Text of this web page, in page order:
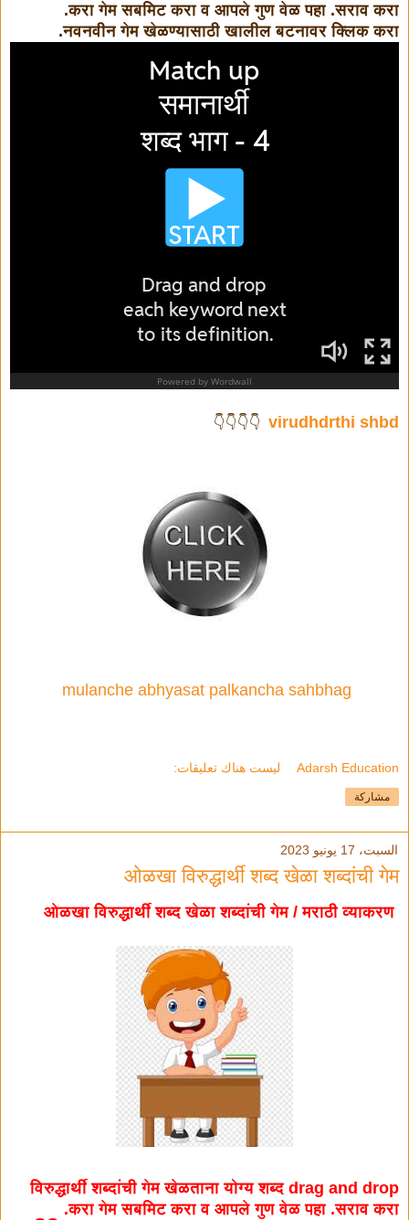
करा गेम सबमिट करा व आपले गुण वेळ पहा .सराव करा.
नवनवीन गेम खेळण्यासाठी खालील बटनावर क्लिक करा.
virudhdrthi shbd
👇👇👇👇
mulanche abhyasat palkancha sahbhag
Adarsh Education ليست هناك تعليقات:
مشاركة
السبت، 17 يونيو 2023
ओळखा विरुद्धार्थी शब्द खेळा शब्दांची गेम
विरुद्धार्थी शब्दांची गेम खेळताना योग्य शब्द drag and drop
करा गेम सबमिट करा व आपले गुण वेळ पहा .सराव करा.